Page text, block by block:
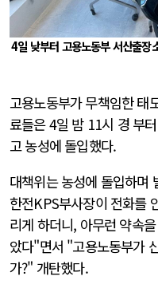
4일 낮부터 고용노동부 서산출장
고용노동부가 무책임한 태
료들은 4일 밤 11시 경 부
고 농성에 돌입했다.
대책위는 농성에 돌입하며
한전KPS부사장이 전화를
리게 하더니, 아무런 약속
았다"면서 "고용노동부가
가?" 개탄했다.